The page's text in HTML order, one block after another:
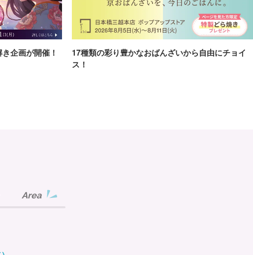
企画が開催！
17種類の彩り豊かなおばんざいから自由にチョイ
ス！
Area